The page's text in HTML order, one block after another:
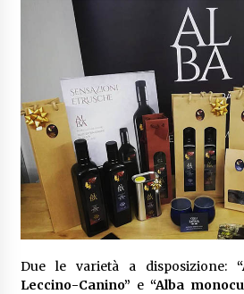
Due le varietà a disposizione:
Leccino-Canino” e “Alba